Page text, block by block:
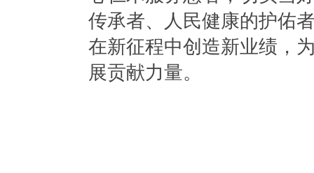
传承者、人民健康的护佑
在新征程中创造新业绩，
展贡献力量。